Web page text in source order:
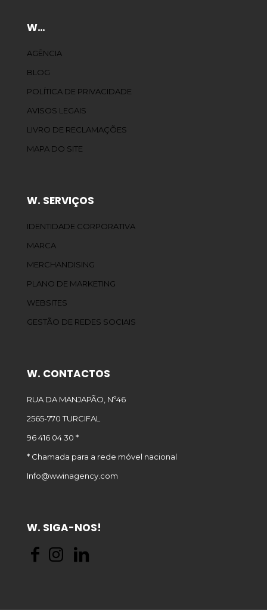
W…
AGÊNCIA
BLOG
POLÍTICA DE PRIVACIDADE
AVISOS LEGAIS
LIVRO DE RECLAMAÇÕES
MAPA DO SITE
W. SERVIÇOS
IDENTIDADE CORPORATIVA
MARCA
MERCHANDISING
PLANO DE MARKETING
WEBSITES
GESTÃO DE REDES SOCIAIS
W. CONTACTOS
RUA DA MANJAPÃO, Nº46
2565-770 TURCIFAL
96 416 04 30 *
* Chamada para a rede móvel nacional
Info@wwinagency.com
W. SIGA-NOS!